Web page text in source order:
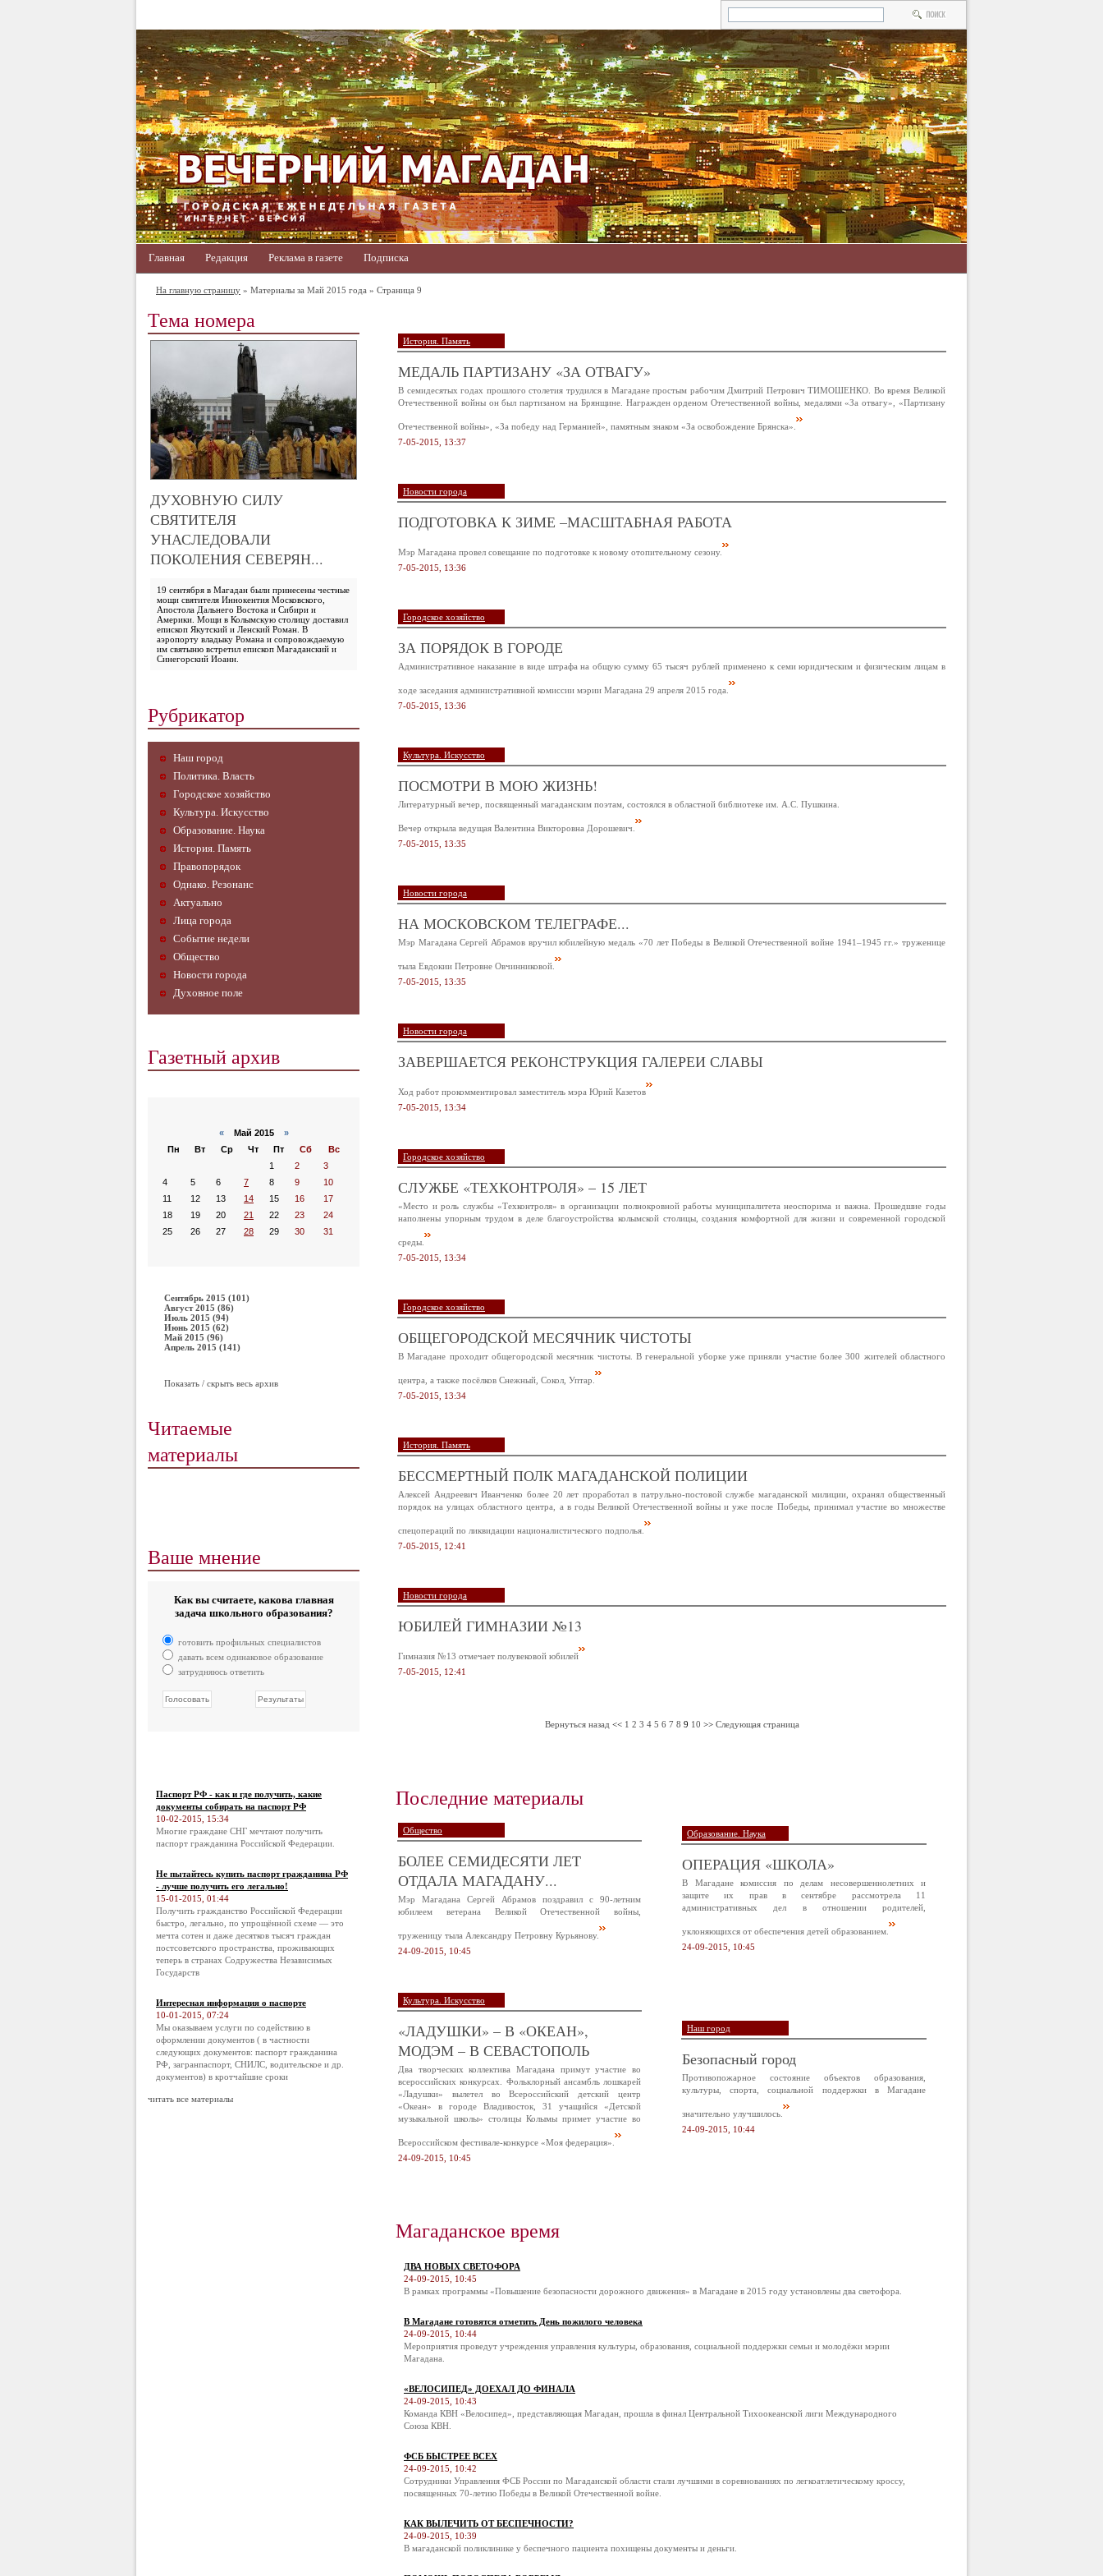
Главная Редакция Реклама в газете Подписка
На главную страницу » Материалы за Май 2015 года » Страница 9
Тема номера
ДУХОВНУЮ СИЛУ
СВЯТИТЕЛЯ
УНАСЛЕДОВАЛИ
ПОКОЛЕНИЯ СЕВЕРЯН...
19 сентября в Магадан были принесены честные
мощи святителя Иннокентия Московского,
Апостола Дальнего Востока и Сибири и
Америки. Мощи в Колымскую столицу доставил
епископ Якутский и Ленский Роман. В
аэропорту владыку Романа и сопровождаемую
им святыню встретил епископ Магаданский и
Синегорский Иоанн.
Рубрикатор
Наш город
Политика. Власть
Городское хозяйство
Культура. Искусство
Образование. Наука
История. Память
Правопорядок
Однако. Резонанс
Актуально
Лица города
Событие недели
Общество
Новости города
Духовное поле
Газетный архив
«Май 2015 »
Пн
Вт Ср Чт Пт Сб
Вс
1
2
3
4
5 6 7 8 9
10
11
12 13 14 15 16
17
18
19 20 21 22 23
24
25
26 27 28 29 30 31
Сентябрь 2015 (101)
Август 2015 (86)
Июль 2015 (94)
Июнь 2015 (62)
Май 2015 (96)
Апрель 2015 (141)
Показать / скрыть весь архив
Читаемые
материалы
Ваше мнение
Как вы считаете, какова главная
задача школьного образования?
готовить профильных специалистов
давать всем одинаковое образование
затрудняюсь ответить
Паспорт РФ - как и где получить, какие
документы собирать на паспорт РФ
10-02-2015, 15:34
Многие граждане СНГ мечтают получить
паспорт гражданина Российской Федерации.
Не пытайтесь купить паспорт гражданина РФ
- лучше получить его легально!
15-01-2015, 01:44
Получить гражданство Российской Федерации
быстро, легально, по упрощённой схеме — это
мечта сотен и даже десятков тысяч граждан
постсоветского пространства, проживающих
теперь в странах Содружества Независимых
Государств
Интересная информация о паспорте
10-01-2015, 07:24
Мы оказываем услуги по содействию в
оформлении документов ( в частности
следующих документов: паспорт гражданина
РФ, загранпаспорт, СНИЛС, водительское и др.
документов) в кротчайшие сроки
читать все материалы
История. Память
МЕДАЛЬ ПАРТИЗАНУ «ЗА ОТВАГУ»
В семидесятых годах прошлого столетия трудился в Магадане простым рабочим Дмитрий Петрович ТИМОШЕНКО. Во время Великой
Отечественной войны он был партизаном на Брянщине. Награжден орденом Отечественной войны, медалями «За отвагу», «Партизану
Отечественной войны», «За победу над Германией», памятным знаком «За освобождение Брянска».
7-05-2015, 13:37
Новости города
ПОДГОТОВКА К ЗИМЕ –МАСШТАБНАЯ РАБОТА
Мэр Магадана провел совещание по подготовке к новому отопительному сезону.
7-05-2015, 13:36
Городское хозяйство
ЗА ПОРЯДОК В ГОРОДЕ
Административное наказание в виде штрафа на общую сумму 65 тысяч рублей применено к семи юридическим и физическим лицам в
ходе заседания административной комиссии мэрии Магадана 29 апреля 2015 года.
7-05-2015, 13:36
Культура. Искусство
ПОСМОТРИ В МОЮ ЖИЗНЬ!
Литературный вечер, посвященный магаданским поэтам, состоялся в областной библиотеке им. А.С. Пушкина.
Вечер открыла ведущая Валентина Викторовна Дорошевич.
7-05-2015, 13:35
Новости города
НА МОСКОВСКОМ ТЕЛЕГРАФЕ...
Мэр Магадана Сергей Абрамов вручил юбилейную медаль «70 лет Победы в Великой Отечественной войне 1941–1945 гг.» труженице
тыла Евдокии Петровне Овчинниковой.
7-05-2015, 13:35
Новости города
ЗАВЕРШАЕТСЯ РЕКОНСТРУКЦИЯ ГАЛЕРЕИ СЛАВЫ
Ход работ прокомментировал заместитель мэра Юрий Казетов
7-05-2015, 13:34
Городское хозяйство
СЛУЖБЕ «ТЕХКОНТРОЛЯ» – 15 ЛЕТ
«Место и роль службы «Техконтроля» в организации полнокровной работы муниципалитета неоспорима и важна. Прошедшие годы
наполнены упорным трудом в деле благоустройства колымской столицы, создания комфортной для жизни и современной городской
среды.
7-05-2015, 13:34
Городское хозяйство
ОБЩЕГОРОДСКОЙ МЕСЯЧНИК ЧИСТОТЫ
В Магадане проходит общегородской месячник чистоты. В генеральной уборке уже приняли участие более 300 жителей областного
центра, а также посёлков Снежный, Сокол, Уптар.
7-05-2015, 13:34
История. Память
БЕССМЕРТНЫЙ ПОЛК МАГАДАНСКОЙ ПОЛИЦИИ
Алексей Андреевич Иванченко более 20 лет проработал в патрульно-постовой службе магаданской милиции, охранял общественный
порядок на улицах областного центра, а в годы Великой Отечественной войны и уже после Победы, принимал участие во множестве
спецопераций по ликвидации националистического подполья.
7-05-2015, 12:41
Новости города
ЮБИЛЕЙ ГИМНАЗИИ №13
Гимназия №13 отмечает полувековой юбилей
7-05-2015, 12:41
Вернуться назад << 1 2 3 4 5 6 7 8 9 10 >> Следующая страница
Последние материалы
Общество
БОЛЕЕ СЕМИДЕСЯТИ ЛЕТ
ОТДАЛА МАГАДАНУ...
Мэр Магадана Сергей Абрамов поздравил с 90-летним
юбилеем ветерана Великой Отечественной войны,
труженицу тыла Александру Петровну Курьянову.
24-09-2015, 10:45
Образование. Наука
ОПЕРАЦИЯ «ШКОЛА»
В Магадане комиссия по делам несовершеннолетних и
защите их прав в сентябре рассмотрела 11
административных дел в отношении родителей,
уклоняющихся от обеспечения детей образованием.
24-09-2015, 10:45
Культура. Искусство
«ЛАДУШКИ» – В «ОКЕАН»,
МОДЭМ – В СЕВАСТОПОЛЬ
Два творческих коллектива Магадана примут участие во
всероссийских конкурсах. Фольклорный ансамбль лошкарей
«Ладушки» вылетел во Всероссийский детский центр
«Океан» в городе Владивосток, 31 учащийся «Детской
музыкальной школы» столицы Колымы примет участие во
Всероссийском фестивале-конкурсе «Моя федерация».
24-09-2015, 10:45
Наш город
Безопасный город
Противопожарное состояние объектов образования,
культуры, спорта, социальной поддержки в Магадане
значительно улучшилось.
24-09-2015, 10:44
Магаданское время
ДВА НОВЫХ СВЕТОФОРА
24-09-2015, 10:45
В рамках программы «Повышение безопасности дорожного движения» в Магадане в 2015 году установлены два светофора.
В Магадане готовятся отметить День пожилого человека
24-09-2015, 10:44
Мероприятия проведут учреждения управления культуры, образования, социальной поддержки семьи и молодёжи мэрии
Магадана.
«ВЕЛОСИПЕД» ДОЕХАЛ ДО ФИНАЛА
24-09-2015, 10:43
Команда КВН «Велосипед», представляющая Магадан, прошла в финал Центральной Тихоокеанской лиги Международного
Союза КВН.
ФСБ БЫСТРЕЕ ВСЕХ
24-09-2015, 10:42
Сотрудники Управления ФСБ России по Магаданской области стали лучшими в соревнованиях по легкоатлетическому кроссу,
посвященных 70-летию Победы в Великой Отечественной войне.
КАК ВЫЛЕЧИТЬ ОТ БЕСПЕЧНОСТИ?
24-09-2015, 10:39
В магаданской поликлинике у беспечного пациента похищены документы и деньги.